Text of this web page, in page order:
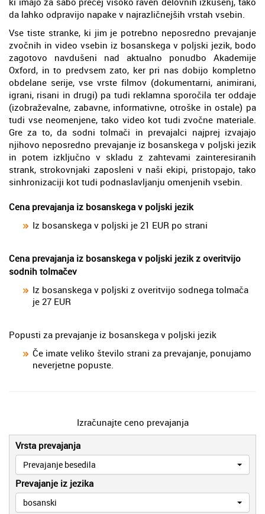
da lahko odpravijo napake v najrazličnejših vrstah vsebin.
Vse tiste stranke, ki jim je potrebno neposredno prevajanje
zvočnih in video vsebin iz bosanskega v poljski jezik, bodo
zagotovo navdušeni nad aktualno ponudbo Akademije
Oxford, in to predvsem zato, ker pri nas dobijo kompletno
obdelane serije, vse vrste filmov (dokumentarni, animirani,
igrani, risani in drugi) pa tudi reklamna sporočila ter oddaje
(izobraževalne, zabavne, informativne, otroške in ostale) pa
tudi vse neomenjene, tako video kot tudi zvočne materiale.
Gre za to, da sodni tolmači in prevajalci najprej izvajajo
njihovo neposredno prevajanje iz bosanskega v poljski jezik
in potem izključno v skladu z zahtevami zainteresiranih
strank, strokovnjaki zaposleni v naši ekipi, pristopajo, tako
sinhronizaciji kot tudi podnaslavljanju omenjenih vsebin.
Cena prevajanja iz bosanskega v poljski jezik
Iz bosanskega v poljski je 21 EUR po strani
Cena prevajanja iz bosanskega v poljski jezik z overitvijo
sodnih tolmačev
Iz bosanskega v poljski z overitvijo sodnega tolmača
je 27 EUR
Popusti za prevajanje iz bosanskega v poljski jezik
Če imate veliko število strani za prevajanje, ponujamo
neverjetne popuste.
Izračunajte ceno prevajanja
Vrsta prevajanja
Prevajanje besedila
Prevajanje iz jezika
bosanski